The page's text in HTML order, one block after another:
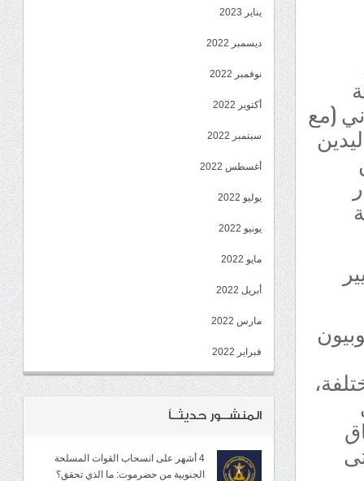
(مع
يناير 2023
ديسمبر 2022
نوفمبر 2022
أكتوبر 2022
سبتمبر 2022
أغسطس 2022
يوليو 2022
يونيو 2022
مايو 2022
أبريل 2022
مارس 2022
فبراير 2022
المنشــور حديثــاً
4 أشهر على انسحاب القوات المسلحة
الجنوبية من حضرموت: ما الذي تحقق؟